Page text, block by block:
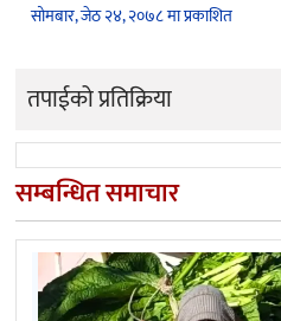
सोमबार, जेठ २४, २०७८ मा प्रकाशित
तपाईको प्रतिक्रिया
सम्बन्धित समाचार